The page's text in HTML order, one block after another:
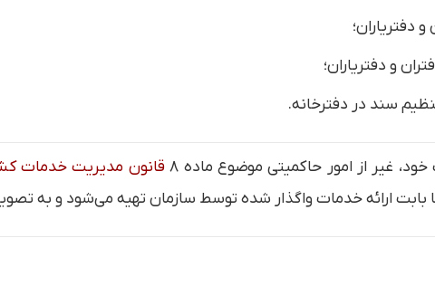
دفتریاران؛
و دفتریاران؛
سند در دفترخانه.
غیر از امور حاکمیتی موضوع ماده ۸ قانون مدیریت خدمات
بابت ارائه خدمات واگذار شده توسط سازمان تهیه می‌شود و به